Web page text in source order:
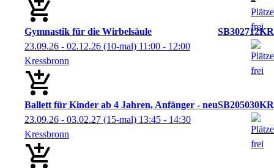
Gymnastik für die Wirbelsäule
SB302712KR
23.09.26 - 02.12.26 (10-mal) 11:00 - 12:00
Kressbronn
Ballett für Kinder ab 4 Jahren, Anfänger - neuSB205030KR
23.09.26 - 03.02.27 (15-mal) 13:45 - 14:30
Kressbronn